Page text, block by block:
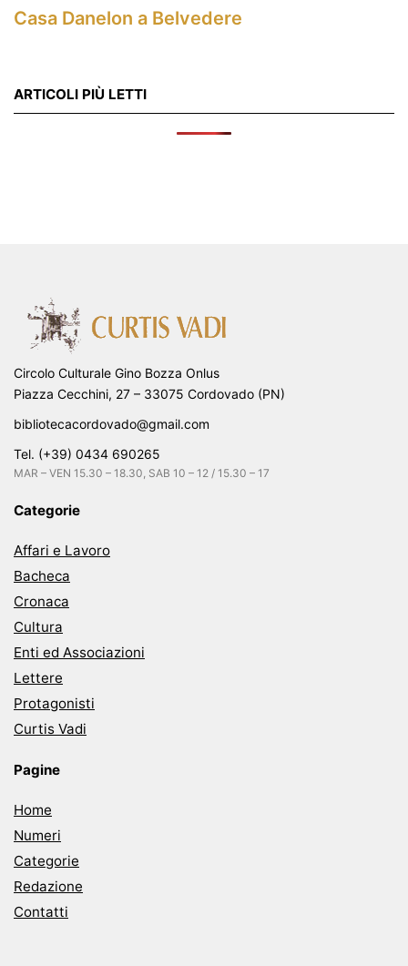
Casa Danelon a Belvedere
ARTICOLI PIÙ LETTI
Circolo Culturale Gino Bozza Onlus
Piazza Cecchini, 27 – 33075 Cordovado (PN)
bibliotecacordovado@gmail.com
Tel. (+39) 0434 690265
MAR – VEN 15.30 – 18.30, SAB 10 – 12 / 15.30 – 17
Categorie
Affari e Lavoro
Bacheca
Cronaca
Cultura
Enti ed Associazioni
Lettere
Protagonisti
Curtis Vadi
Pagine
Home
Numeri
Categorie
Redazione
Contatti